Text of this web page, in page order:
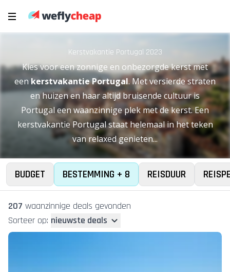
Kerstvakantie Portugal 2023
Kies voor een zonnige en onbezorgde kerst met
eenkerstvakantie Portugal. Met versierde straten
en huizen en haar altijd bruisende cultuur is
Portugal een waanzinnige plek met de kerst. Een
kerstvakantie Portugal staat helemaal in het teken
van relaxed genieten...
BUDGET BESTEMMING + 8 REISDUUR
207 waanzinnige deals gevonden
Sorteer op: nieuwste deals